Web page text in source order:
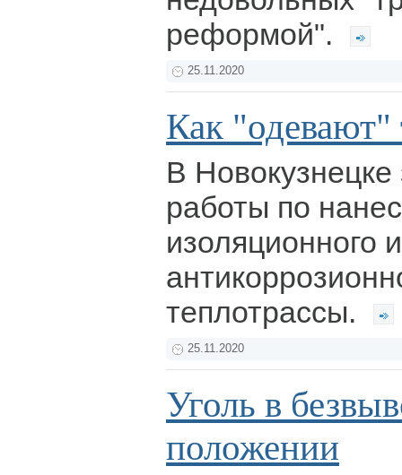
реформой".
25.11.2020
Как "одевают"
В
работы по
изоляционного и
теплотрассы.
25.11.2020
Уголь в
положении